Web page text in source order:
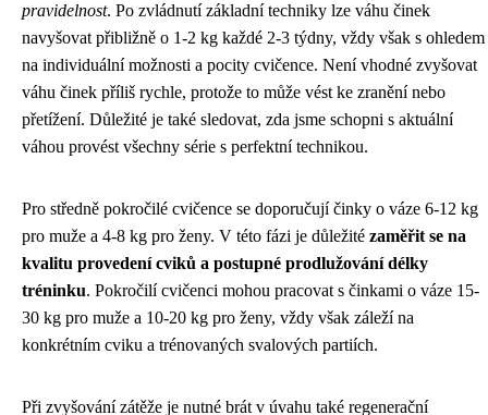
pravidelnost. Po zvládnutí základní techniky lze váhu činek
navyšovat přibližně o 1-2 kg každé 2-3 týdny, vždy však s ohledem
na individuální možnosti a pocity cvičence. Není vhodné zvyšovat
váhu činek příliš rychle, protože to může vést ke zranění nebo
přetížení. Důležité je také sledovat, zda jsme schopni s aktuální
váhou provést všechny série s perfektní technikou.
Pro středně pokročilé cvičence se doporučují činky o váze 6-12 kg
pro muže a 4-8 kg pro ženy. V této fázi je důležité zaměřit se na
kvalitu provedení cviků a postupné prodlužování délky
tréninku. Pokročilí cvičenci mohou pracovat s činkami o váze 15-
30 kg pro muže a 10-20 kg pro ženy, vždy však záleží na
konkrétním cviku a trénovaných svalových partiích.
Při zvyšování zátěže je nutné brát v úvahu také regenerační